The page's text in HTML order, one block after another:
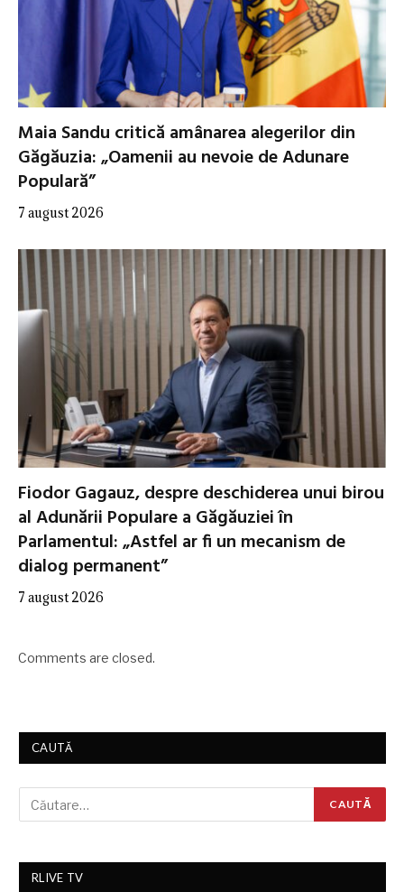
Maia Sandu critică amânarea alegerilor din
Găgăuzia: „Oamenii au nevoie de Adunare
Populară”
7 august 2026
Fiodor Gagauz, despre deschiderea unui birou
al Adunării Populare a Găgăuziei în
Parlamentul: „Astfel ar fi un mecanism de
dialog permanent”
7 august 2026
Comments are closed.
CAUTĂ
RLIVE TV